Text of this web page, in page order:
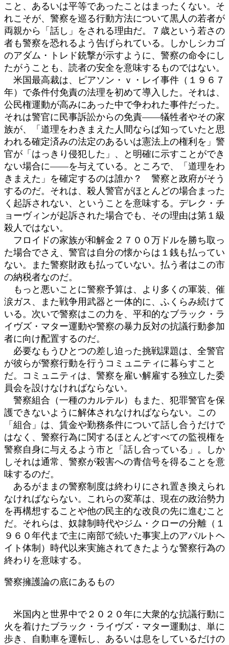
こと、あるいは平等であったことはまったくない。そ
れこそが、警察を巡る行動方法について黒人の若者が
両親から「話し」をされる理由だ。７歳という若さの
者も警察を恐れるよう告げられている。しかしシカゴ
のアダム・トレド銃撃が示すように、警察の命令にし
たがうことも、読者の安全を意味するものではない。
米国最高裁は、ピアソン・ｖ・レイ事件（１９６７
年）で条件付免責の法理を初めて導入した。それは、
公民権運動が高みにあった中で争われた事件だった。
それは警官に民事訴訟からの免責――犠牲者やその家
族が、「道理をわきまえた人間ならば知っていたと思
われる確定済みの法定のあるいは憲法上の権利を」警
官が「はっきり侵犯した」、と明確に示すことができ
ない場合に――を与えている。ところで、「道理をわ
きまえた」を確定するのは誰か？ 警察と政府がそう
するのだ。それは、殺人警官がほとんどの場合まった
く起訴されない、ということを意味する。デレク・チ
ョーヴィンが起訴された場合でも、その理由は第１級
殺人ではない。
フロイドの家族が和解金２７００万ドルを勝ち取っ
た場合でさえ、警官は自分の懐からは１銭も払ってい
ない。また警察財政も払っていない。払う者はこの市
の納税者なのだ。
もっと悪いことに警察予算は、より多くの軍装、催
涙ガス、また戦争用武器と一体的に、ふくらみ続けて
いる。次いで警察はこの力を、平和的なブラック・ラ
イヴズ・マター運動や警察の暴力反対の抗議行動参加
者に向け配置するのだ。
必要なもうひとつの差し迫った挑戦課題は、全警官
が彼らが警察行動を行うコミュニティに暮らすこと
だ。コミュニティは、警察を雇い解雇する独立した委
員会を設けなければならない。
警察組合（一種のカルテル）もまた、犯罪警官を保
護できないように解体されなければならない。この
「組合」は、賃金や勤務条件について話し合うだけで
はなく、警察行為に関するほとんどすべての監視権を
警察自身に与えるよう市と「話し合っている」。しか
しそれは通常、警察が殺害への青信号を得ることを意
味するのだ。
あるがままの警察制度は終わりにされ置き換えられ
なければならない。これらの変革は、現在の政治勢力
を再構想することや他の民主的な改良の先に進むこと
だ。それらは、奴隷制時代やジム・クローの分離（１
９６０年代まで主に南部で続いた事実上のアパルトヘ
イト体制）時代以来実施されてきたような警察行為の
終わりを意味する。
警察擁護論の底にあるもの
米国内と世界中で２０２０年に大衆的な抗議行動に
火を着けたブラック・ライヴズ・マター運動は、単に
歩き、自動車を運転し、あるいは息をしているだけの